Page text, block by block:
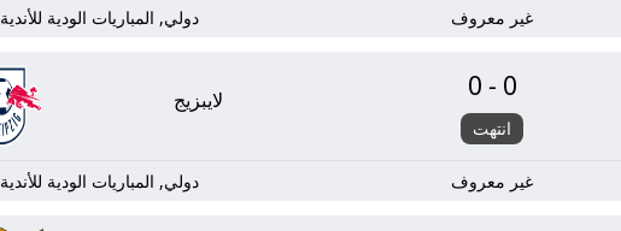
غير معروف دولي, المباريات الودية للأندية
0-0
انتهت
لايبزيج
غير معروف دولي, المباريات الودية للأندية